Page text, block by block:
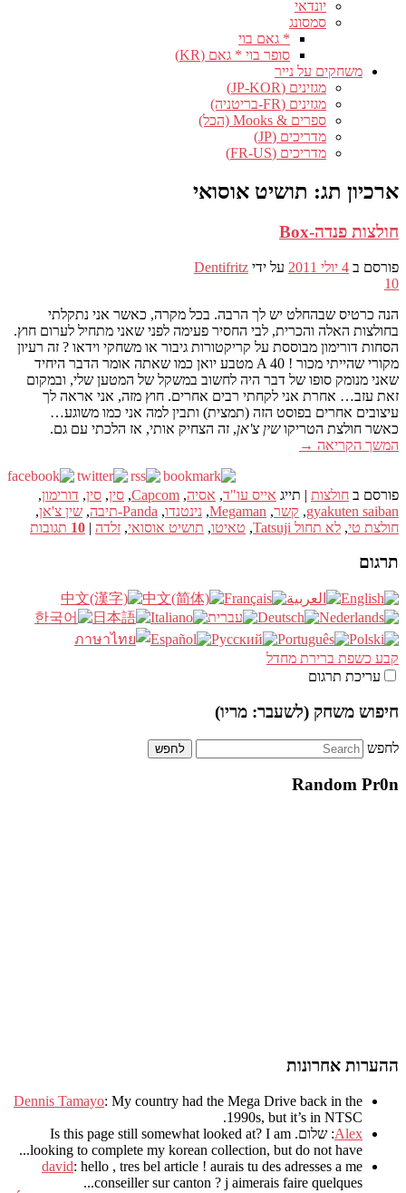
יונדאי
סמסונג
* גאם בוי
סופר בוי * גאם (KR)
משחקים על נייר
מגזינים (JP-KOR)
מגזינים (FR-בריטניה)
ספרים & Mooks (הכל)
מדריכים (JP)
מדריכים (FR-US)
ארכיון תג: תושיט אוסואי
חולצות פנדה-Box
פורסם ב 4 יולי 2011 על ידי Dentifritz
10
הנה כרטיס שבהחלט יש לך הרבה. בכל מקרה, כאשר אני נתקלתי
בחולצות האלה והכרית, לבי החסיר פעימה לפני שאני מתחיל לערום חוץ.
הסחות דורימון מבוססת על קריקטורות גיבור או משחקי וידאו ? זה רעיון
מקורי שהייתי מכור !
A 40 מטבע יואן כמו שאתה אומר הדבר היחיד
שאני מנומק סופו של דבר היה לחשוב במשקל של המטען שלי, ובמקום
זאת עזב… אחרת אני לקחתי רבים אחרים. חוץ מזה, אני אראה לך
עיצובים אחרים בפוסט הזה (תמצית) ותבין למה אני כמו משוגע…
כאשר חולצת הטריקושין צ'אן, זה הצחיק אותי, אז הלכתי עם גם.
המשך הקריאה →
פורסם ב חולצות | תייג אייס עו"ד, אסיה,
Capcom
, סין, סין, דורימון,
gyakuten saiban
, קשר,
Megaman
, נינטנדו, Panda-תיבה , שין צ'אן,
חולצת טי, לא תחול Tatsuji , טאיטו, תושיט אוסואי, זלדה |
10 תגובות
תרגום
קבע כשפת ברירת מחדל
עריכת תרגום
חיפוש משחק (לשעבר: מריו)
לחפש
Random Pr0n
ההערות אחרונות
Dennis Tamayo: My country had the Mega Drive back in the
1990s, but it’s in NTSC
.
Alex: שלום. Is this page still somewhat looked at? I am
looking to complete my korean collection, but do not have..
.
david: hello , tres bel article ! aurais tu des adresses a me
conseiller sur canton ? j aimerais faire quelques..
.